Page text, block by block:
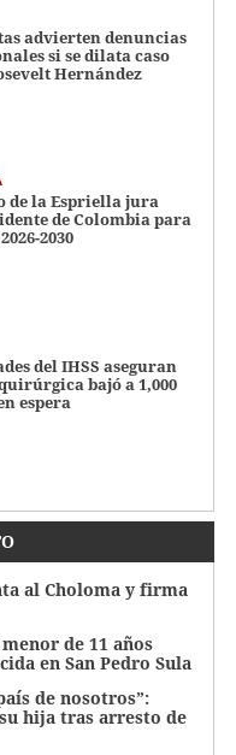
advierten denuncias
si se dilata caso
Hernández
de la Espriella jura
de Colombia para
2030
del IHSS aseguran
bajó a 1,000
espera
al Choloma y firma
de 11 años
en San Pedro Sula
de nosotros”:
hija tras arresto de